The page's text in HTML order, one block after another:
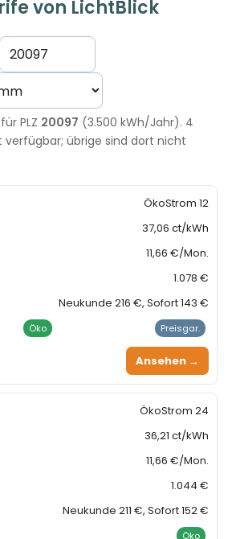
von LichtBlick
PLZ 20097 (3.500 kWh/Jahr). 4
verfügbar; übrige sind dort nicht
ÖkoStrom 12
37,06 ct/kWh
11,66 €/Mon.
1.078 €
Neukunde 216 €, Sofort 143 €
Öko Preisgar.
Ansehen →
ÖkoStrom 24
36,21 ct/kWh
11,66 €/Mon.
1.044 €
Neukunde 211 €, Sofort 152 €
Öko